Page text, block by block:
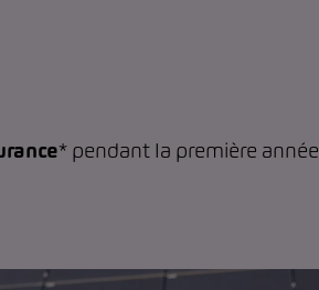
* pendant la première année